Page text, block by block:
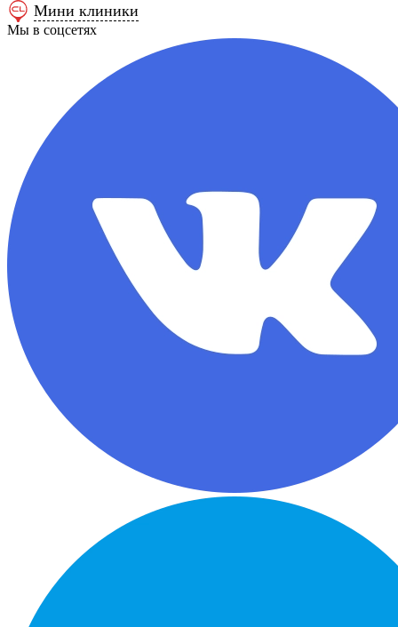
Мини клиники
Мы в соцсетях